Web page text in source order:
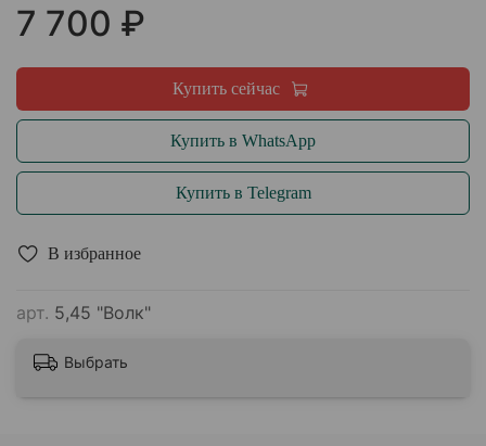
В избранное
арт. 5,45 "Волк"
7 700 ₽
Купить сейчас
Купить в WhatsApp
Купить в Telegram
Выбрать